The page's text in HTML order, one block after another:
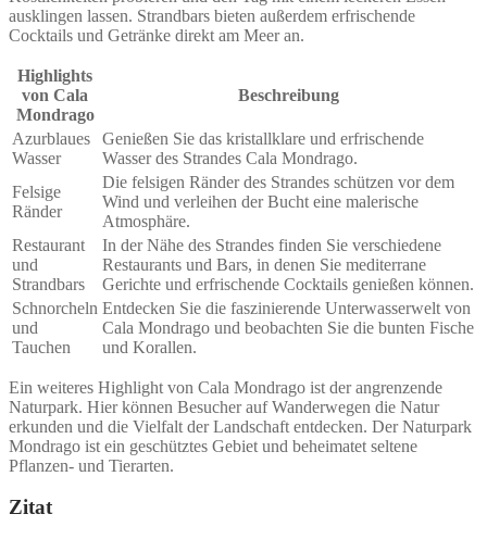
ausklingen lassen. Strandbars bieten außerdem erfrischende
Cocktails und Getränke direkt am Meer an.
Highlights
von Cala
Mondrago
Beschreibung
Azurblaues
Wasser
Genießen Sie das kristallklare und erfrischende
Wasser des Strandes Cala Mondrago.
Felsige
Ränder
Die felsigen Ränder des Strandes schützen vor dem
Wind und verleihen der Bucht eine malerische
Atmosphäre.
Restaurant
und
Strandbars
In der Nähe des Strandes finden Sie verschiedene
Restaurants und Bars, in denen Sie mediterrane
Gerichte und erfrischende Cocktails genießen können.
Schnorcheln
und
Tauchen
Entdecken Sie die faszinierende Unterwasserwelt von
Cala Mondrago und beobachten Sie die bunten Fische
und Korallen.
Ein weiteres Highlight von Cala Mondrago ist der angrenzende
Naturpark. Hier können Besucher auf Wanderwegen die Natur
erkunden und die Vielfalt der Landschaft entdecken. Der Naturpark
Mondrago ist ein geschütztes Gebiet und beheimatet seltene
Pflanzen- und Tierarten.
Zitat